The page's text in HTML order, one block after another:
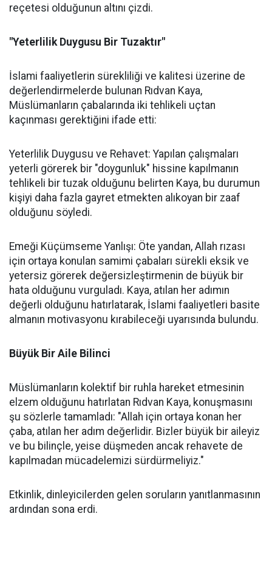
reçetesi olduğunun altını çizdi.
"Yeterlilik Duygusu Bir Tuzaktır"
İslami faaliyetlerin sürekliliği ve kalitesi üzerine de
değerlendirmelerde bulunan Rıdvan Kaya,
Müslümanların çabalarında iki tehlikeli uçtan
kaçınması gerektiğini ifade etti:
Yeterlilik Duygusu ve Rehavet: Yapılan çalışmaları
yeterli görerek bir "doygunluk" hissine kapılmanın
tehlikeli bir tuzak olduğunu belirten Kaya, bu durumun
kişiyi daha fazla gayret etmekten alıkoyan bir zaaf
olduğunu söyledi.
Emeği Küçümseme Yanlışı: Öte yandan, Allah rızası
için ortaya konulan samimi çabaları sürekli eksik ve
yetersiz görerek değersizleştirmenin de büyük bir
hata olduğunu vurguladı. Kaya, atılan her adımın
değerli olduğunu hatırlatarak, İslami faaliyetleri basite
almanın motivasyonu kırabileceği uyarısında bulundu.
Büyük Bir Aile Bilinci
Müslümanların kolektif bir ruhla hareket etmesinin
elzem olduğunu hatırlatan Rıdvan Kaya, konuşmasını
şu sözlerle tamamladı: "Allah için ortaya konan her
çaba, atılan her adım değerlidir. Bizler büyük bir aileyiz
ve bu bilinçle, yeise düşmeden ancak rehavete de
kapılmadan mücadelemizi sürdürmeliyiz."
Etkinlik, dinleyicilerden gelen soruların yanıtlanmasının
ardından sona erdi.